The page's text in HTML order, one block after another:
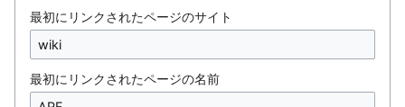
最初にリンクされたページのサイト
最初にリンクされたページの名前